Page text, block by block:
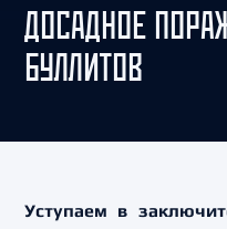
ДОСАДНОЕ
БУЛЛИТОВ
Уступаем в